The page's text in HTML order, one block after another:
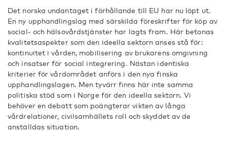
Det norska undantaget i förhållande till EU har nu löpt ut.
En ny upphandlingslag med särskilda föreskrifter för köp av
social- och hälsovårdstjänster har lagts fram. Här betonas
kvalitetsaspekter som den ideella sektorn anses stå för:
kontinuitet i vården, mobilisering av brukarens omgivning
och insatser för social integrering. Nästan identiska
kriterier för vårdområdet anförs i den nya finska
upphandlingslagen. Men tyvärr finns här inte samma
politiska stöd som i Norge för den ideella sektorn. Vi
behöver en debatt som poängterar vikten av långa
vårdrelationer, civilsamhällets roll och skyddet av de
anställdas situation.